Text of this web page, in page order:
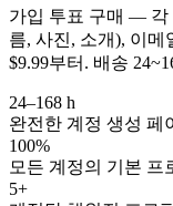
가입 투표 구매 — 각
름, 사진, 소개), 이메
$9.99부터. 배송
24–168 h
완전한 계정 생성 페
100%
모든 계정의 기본 프
5+